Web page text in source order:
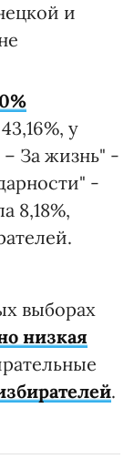
и
у
За жизнь" -
-
8,18%,
выборах
низкая
.